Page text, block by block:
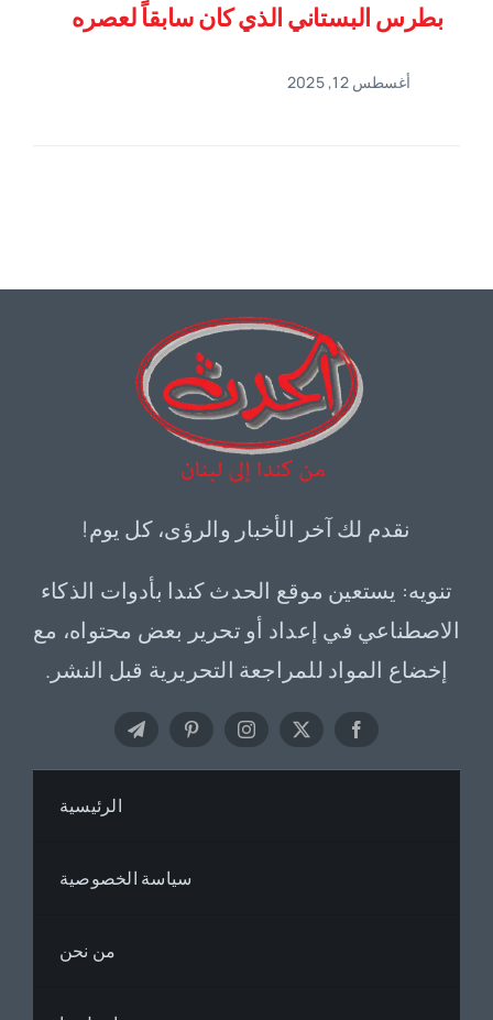
بطرس البستاني الذي كان سابقاً لعصره
أغسطس 12, 2025
نقدم لك آخر الأخبار والرؤى، كل يوم!
تنويه: يستعين موقع الحدث كندا بأدوات الذكاء
الاصطناعي في إعداد أو تحرير بعض محتواه، مع
إخضاع المواد للمراجعة التحريرية قبل النشر.
الرئيسية
سياسة الخصوصية
من نحن